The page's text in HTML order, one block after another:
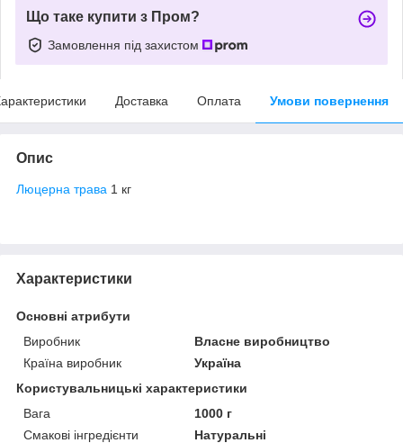
Що таке купити з Пром?
Замовлення під захистом
Доставка Оплата Умови повернення
Опис
Люцерна трава 1 кг
Характеристики
Основні атрибути
Виробник
Власне виробництво
Країна виробник
Україна
Користувальницькі характеристики
Вага
1000 г
Смакові інгредієнти
Натуральні